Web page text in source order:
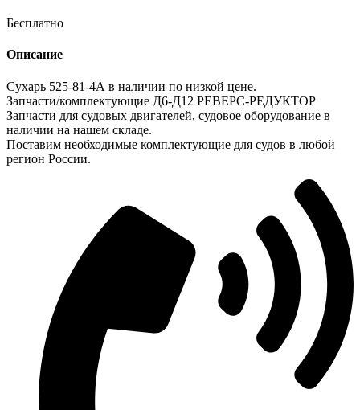
Бесплатно
Описание
Сухарь 525-81-4А в наличии по низкой цене.
Запчасти/комплектующие Д6-Д12 РЕВЕРС-РЕДУКТОР
Запчасти для судовых двигателей, судовое оборудование в
наличии на нашем складе.
Поставим необходимые комплектующие для судов в любой
регион России.